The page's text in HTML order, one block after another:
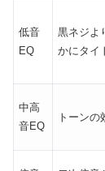
低音
EQ
黒ネジよ
かにタイ
中高
音EQ
トーンの